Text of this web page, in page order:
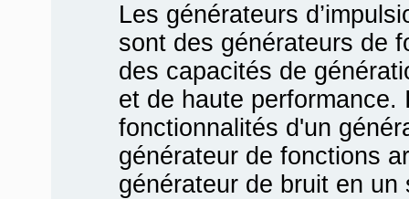
Les générateurs
sont des générateurs de
des capacités de
et de haute performance.
fonctionnalités d'un
générateur de fonctions
générateur de bruit en un